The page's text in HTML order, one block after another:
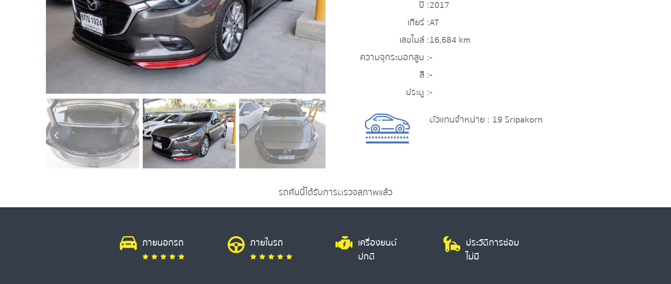
ปี :2017
เกียร์ :AT
เลขไมล์ :16,684 km
ความจุกระบอกสูบ :-
สี :-
ประตู :-
ตัวแทนจำหน่าย : 19 Sripakorn
รถคันนี้ได้รับการตรวจสภาพแล้ว
ภายนอกรถ ภายในรถ
เครื่องยนต์
ปกติ
ประวัติการซ่อม
ไม่มี